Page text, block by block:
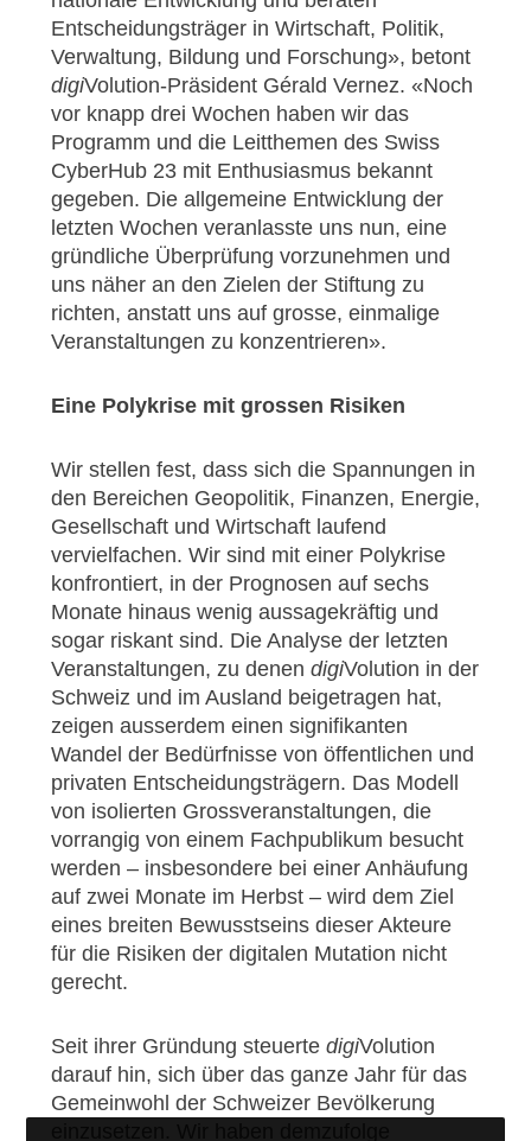
Entscheidungsträger in Wirtschaft, Politik,
Verwaltung, Bildung und Forschung», betont
digiVolution-Präsident Gérald Vernez. «Noch
vor knapp drei Wochen haben wir das
Programm und die Leitthemen des Swiss
CyberHub 23 mit Enthusiasmus bekannt
gegeben. Die allgemeine Entwicklung der
letzten Wochen veranlasste uns nun, eine
gründliche Überprüfung vorzunehmen und
uns näher an den Zielen der Stiftung zu
richten, anstatt uns auf grosse, einmalige
Veranstaltungen zu konzentrieren».
Eine Polykrise mit grossen Risiken
Wir stellen fest, dass sich die Spannungen in
den Bereichen Geopolitik, Finanzen, Energie,
Gesellschaft und Wirtschaft laufend
vervielfachen. Wir sind mit einer Polykrise
konfrontiert, in der Prognosen auf sechs
Monate hinaus wenig aussagekräftig und
sogar riskant sind. Die Analyse der letzten
Veranstaltungen, zu denen digiVolution in der
Schweiz und im Ausland beigetragen hat,
zeigen ausserdem einen signifikanten
Wandel der Bedürfnisse von öffentlichen und
privaten Entscheidungsträgern. Das Modell
von isolierten Grossveranstaltungen, die
vorrangig von einem Fachpublikum besucht
werden – insbesondere bei einer Anhäufung
auf zwei Monate im Herbst – wird dem Ziel
eines breiten Bewusstseins dieser Akteure
für die Risiken der digitalen Mutation nicht
gerecht.
Seit ihrer Gründung steuerte digiVolution
darauf hin, sich über das ganze Jahr für das
Gemeinwohl der Schweizer Bevölkerung